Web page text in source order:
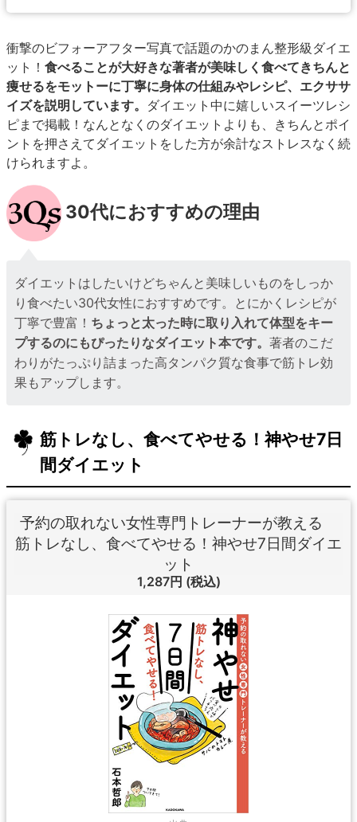
衝撃のビフォーアフター写真で話題のかのまん整形級ダイエ
ット！ 食べることが大好きな著者が美味しく食べてきちんと
痩せるをモットーに丁寧に身体の仕組みやレシピ、エクササ
イズを説明しています。 ダイエット中に嬉しいスイーツレシ
ピまで掲載！なんとなくのダイエットよりも、きちんとポイ
ントを押さえてダイエットをした方が余計なストレスなく続
けられますよ。
30代におすすめの理由
ダイエットはしたいけどちゃんと美味しいものをしっか
り食べたい30代女性におすすめです。とにかくレシピが
丁寧で豊富！ ちょっと太った時に取り入れて体型をキー
プするのにもぴったりなダイエット本です。著者のこだ
わりがたっぷり詰まった高タンパク質な食事で筋トレ効
果もアップします。
筋トレなし、食べてやせる！神やせ7日
間ダイエット
予約の取れない女性専門トレーナーが教える
筋トレなし、食べてやせる！神やせ7日間ダイエ
ット
1,287円 (税込)